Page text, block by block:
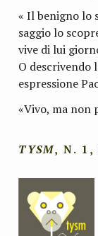
« Il benigno lo
saggio lo
vive di lui
O descrivendo
espressione
«Vivo, ma non
TYSM, N. 1,